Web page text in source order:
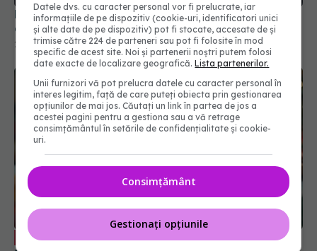
EXCLUSIV
cine trebuie să evite și cum te ajută să slăbești
13 noi 2025, 10:30
Datele dvs. cu caracter personal vor fi prelucrate, iar
informațiile de pe dispozitiv (cookie-uri, identificatori unici
și alte date de pe dispozitiv) pot fi stocate, accesate de și
trimise către 224 de parteneri sau pot fi folosite în mod
specific de acest site. Noi și partenerii noștri putem folosi
date exacte de localizare geografică.Lista partenerilor.
Unii furnizori vă pot prelucra datele cu caracter personal în
interes legitim, față de care puteți obiecta prin gestionarea
opțiunilor de mai jos. Căutați un link în partea de jos a
acestei pagini pentru a gestiona sau a vă retrage
consimțământul în setările de confidențialitate și cookie-
uri.
Consimțământ
Gestionați opțiunile